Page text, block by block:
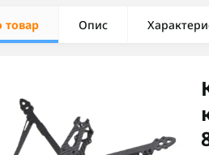
товар Опис